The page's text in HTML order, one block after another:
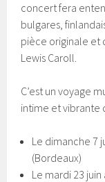
concert fera
bulgares,
pièce originale et
Lewis Caroll.
C’est un voyage
intime et vibrante
Le dimanche 7
(Bordeaux)
Le mardi 23 juin